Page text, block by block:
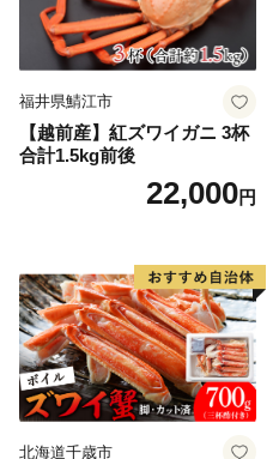
福井県鯖江市
【越前産】紅ズワイガニ 3杯
合計1.5kg前後
22,000円
北海道千歳市